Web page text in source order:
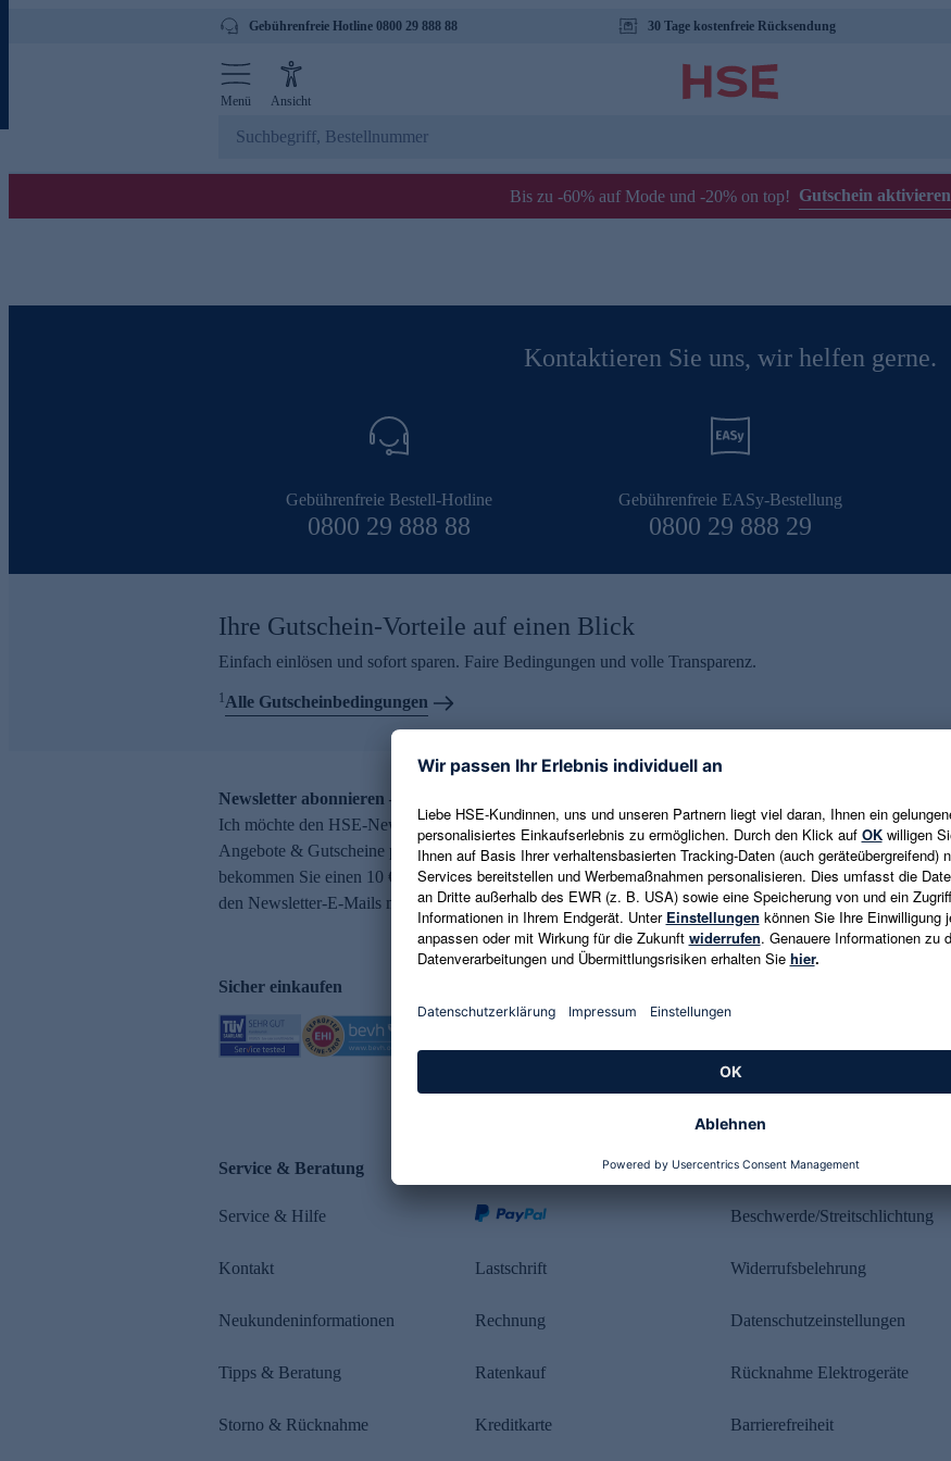
Gebührenfreie Hotline 0800 29 888 88 30 Tage kostenfreie Rücksendung
Menü Ansicht
Bis zu -60% auf Mode und -20% on top! Gutschein aktivieren
Kontaktieren Sie uns, wir helfen gerne.
Gebührenfreie Bestell-Hotline
0800 29 888 88
Gebührenfreie EASy-Bestellung
0800 29 888 29
Ihre Gutschein-Vorteile auf einen Blick
Einfach einlösen und sofort sparen. Faire Bedingungen und volle Transparenz.
1Alle Gutscheinbedingungen
Newsletter abonnieren – 10 € Gutschein erhalten
Ich möchte den HSE-Newsletter abonnieren und aktuelle Trends,
Angebote & Gutscheine per E-Mail erhalten. Als Dankeschön
bekommen Sie einen 10 € Gutschein. Eine Abmeldung ist jederzeit in
den Newsletter-E-Mails möglich.
E-Mail-Adresse eingeben
Es gelten die Datenschutzrichtlinien
Sicher einkaufen
Service & Beratung
Service & Hilfe
Kontakt
Neukundeninformationen
Tipps & Beratung
Storno & Rücknahme
Lastschrift
Rechnung
Ratenkauf
Kreditkarte
Rechtliches
Beschwerde/Streitschlichtung
Widerrufsbelehrung
Datenschutzeinstellungen
Rücknahme Elektrogeräte
Barrierefreiheit